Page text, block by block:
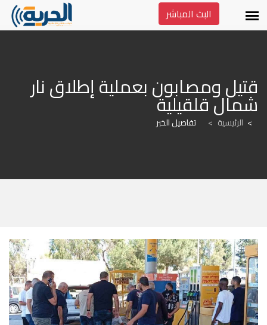
البث المباشر
قتيل ومصابون بعملية إطلاق نار
شمال قلقيلية
الرئيسية > تفاصيل الخبر